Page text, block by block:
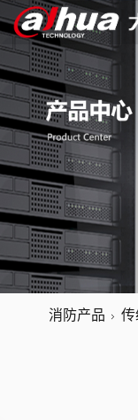
消防产品 传